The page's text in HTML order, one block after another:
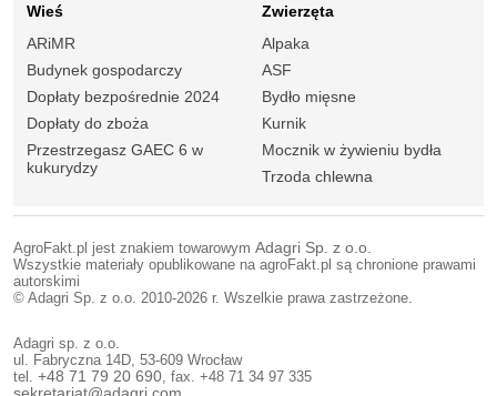
Wieś
ARiMR
Budynek gospodarczy
Dopłaty bezpośrednie 2024
Dopłaty do zboża
Przestrzegasz GAEC 6 w
kukurydzy
Zwierzęta
Alpaka
ASF
Bydło mięsne
Kurnik
Mocznik w żywieniu bydła
Trzoda chlewna
AgroFakt.pl jest znakiem towarowym Adagri Sp. z o.o.
Wszystkie materiały opublikowane na agroFakt.pl są chronione prawami
autorskimi
© Adagri Sp. z o.o. 2010-2026 r. Wszelkie prawa zastrzeżone.
Adagri sp. z o.o.
ul. Fabryczna 14D, 53-609 Wrocław
tel. +48 71 79 20 690 , fax. +48 71 34 97 335